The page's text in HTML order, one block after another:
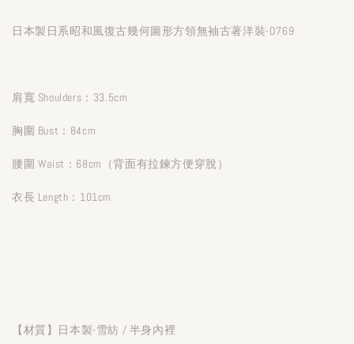
日本製日系昭和風復古幾何圖形方領無袖古著洋裝-D769
肩寬 Shoulders：33.5cm
胸圍 Bust：84cm
腰圍 Waist：68cm（背面有拉鍊方便穿脫）
衣長 Length：101cm
【材質】日本製-雪紡 / 半身內裡